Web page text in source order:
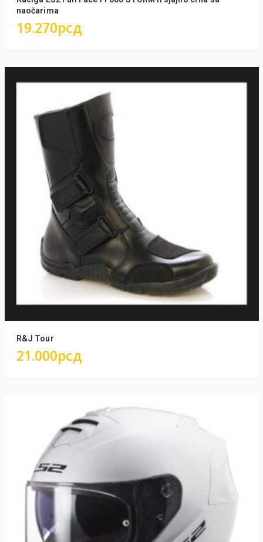
naočarima
19.270рсд
R&J Tour
21.000рсд